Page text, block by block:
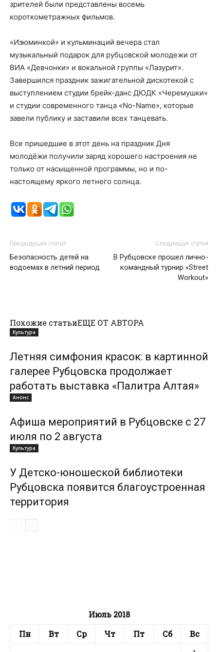
зрителей были представлены восемь
короткометражных фильмов.
«Изюминкой» и кульминаций вечера стал
музыкальный подарок для рубцовской молодежи от
ВИА «Девчонки» и вокальной группы «Лазурит».
Завершился праздник зажигательной дискотекой с
выступлением студии брейк-данс ДЮДК «Черемушки»
и студии современного танца «No-Name», которые
завели публику и заставили всех танцевать.
Все пришедшие в этот день на праздник Дня
молодёжи получили заряд хорошего настроения не
только от насыщенной программы, но и по-
настоящему яркого летнего солнца.
Предыдущая статья
Безопасность детей на
водоемах в летний период
Следующая статья
В Рубцовске прошел лично-
командный турнир «Street
Workout»
Похожие статьиЕЩЕ ОТ АВТОРА
Культура
Летняя симфония красок: в картинной
галерее Рубцовска продолжает
работать выставка «Палитра Алтая»
Анонс
Афиша мероприятий в Рубцовске с 27
июля по 2 августа
Культура
У Детско-юношеской библиотеки
Рубцовска появится благоустроенная
территория
Июль 2018
Пн
Вт Ср Чт Пт Сб
Вс